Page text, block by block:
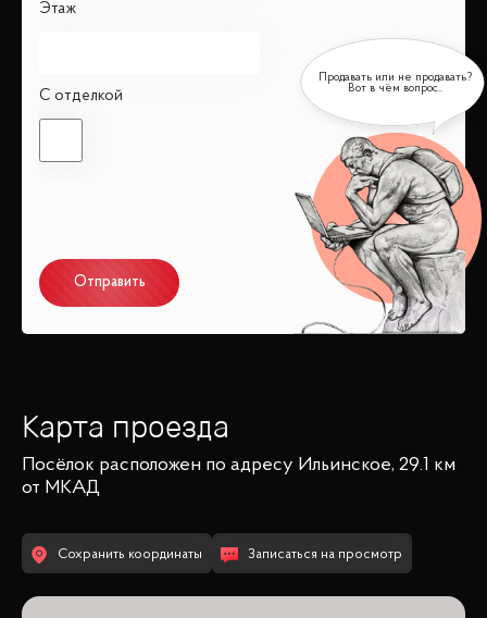
Этаж
С отделкой
Отправить
Карта проезда
Посёлок расположен по адресу Ильинское, 29.1 км
от МКАД
Сохранить координаты Записаться на просмотр